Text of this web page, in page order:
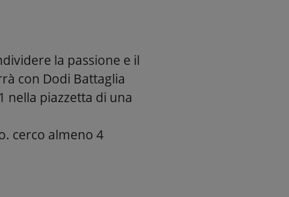
la passione e il
con Dodi Battaglia
nella piazzetta di una
cerco almeno 4